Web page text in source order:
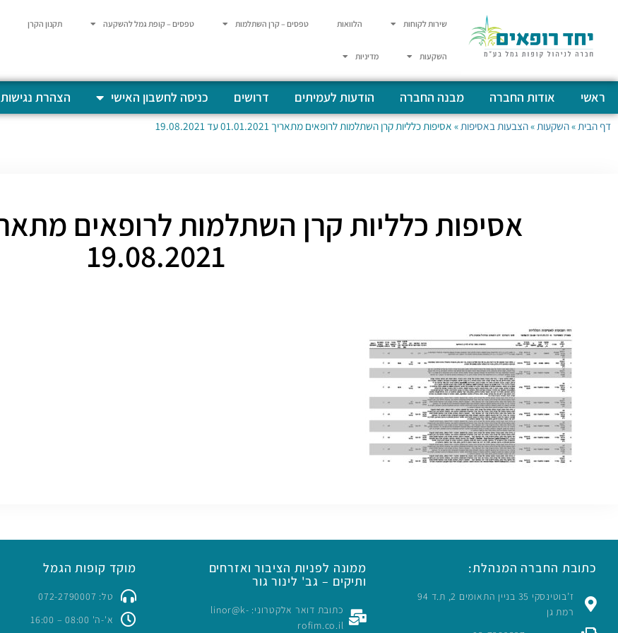
שירות לקוחות הלוואות טפסים – קרן השתלמות טפסים – קופת גמל להשקעה תקנון הקרן
השקעות מדיניות
ראשי אודות החברה מבנה החברה הודעות לעמיתים דרושים כניסה לחשבון האישי הצהרת נגישות
דף הבית »השקעות »הצבעות באסיפות » אסיפות כלליות קרן השתלמות לרופאים מתאריך 01.01.2021 עד 19.08.2021
19.08.2021
כתובת החברה המנהלת:
ז’בוטינסקי 35 בניין התאומים 2, ת.ד 94
רמת גן
ממונה לפניות הציבור ואזרחים
ותיקים – גב' לינור גור
כתובת דואר אלקטרוני: linor@k-
rofim.co.il
מוקד קופות הגמל
טל: 072-2790007
א'-ה' 08:00 – 16:00